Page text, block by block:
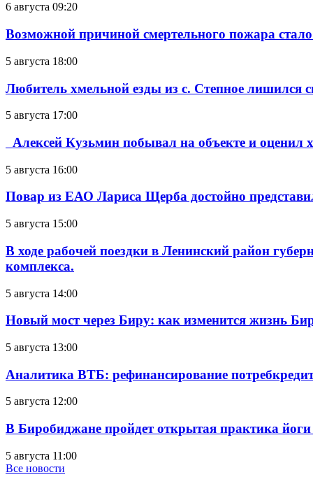
6 августа 09:20
Возможной причиной смертельного пожара
5 августа 18:00
Любитель хмельной езды из с. Степное лишился
5 августа 17:00
Алексей Кузьмин побывал на объекте и оценил
5 августа 16:00
Повар из ЕАО Лариса Щерба достойно
5 августа 15:00
В ходе рабочей поездки в Ленинский район
комплекса.
5 августа 14:00
Новый мост через Биру: как изменится жизнь
5 августа 13:00
Аналитика ВТБ: рефинансирование
5 августа 12:00
В Биробиджане пройдет открытая практика
5 августа 11:00
Все новости